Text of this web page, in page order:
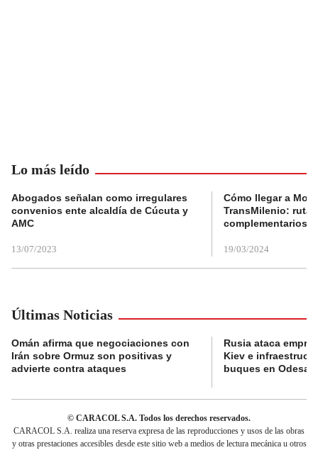
Lo más leído
Abogados señalan como irregulares
convenios ente alcaldía de Cúcuta y
AMC
13/07/2023
Cómo llegar a
TransMilenio:
complementarios
19/03/2024
Últimas Noticias
Omán afirma que negociaciones con
Irán sobre Ormuz son positivas y
advierte contra ataques
Rusia ataca
Kiev e
buques en Odesa
© CARACOL S.A. Todos los derechos reservados.
CARACOL S.A. realiza una reserva expresa de las reproducciones y usos de las obras
y otras prestaciones accesibles desde este sitio web a medios de lectura mecánica u otros